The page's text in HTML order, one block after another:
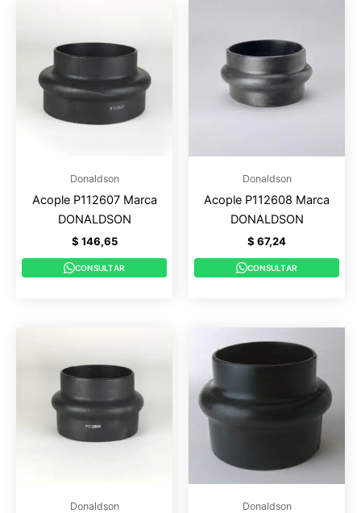
Donaldson
Acople P112607 Marca
DONALDSON
$ 146,65
CONSULTAR
Donaldson
Acople P112608 Marca
DONALDSON
$ 67,24
CONSULTAR
Donaldson Donaldson